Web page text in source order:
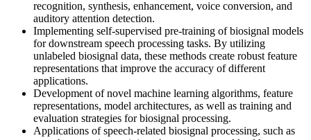
recognition, synthesis, enhancement, voice conversion, and
auditory attention detection.
Implementing self-supervised pre-training of biosignal models
for downstream speech processing tasks. By utilizing
unlabeled biosignal data, these methods create robust feature
representations that improve the accuracy of different
applications.
Development of novel machine learning algorithms, feature
representations, model architectures, as well as training and
evaluation strategies for biosignal processing.
Applications of speech-related biosignal processing, such as